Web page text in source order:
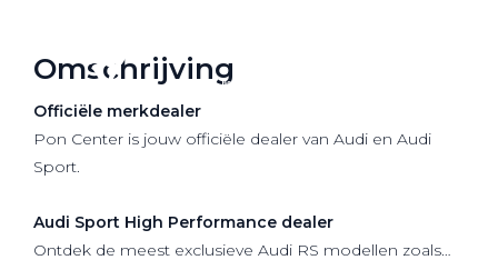
Omschrijving
Officiële merkdealer
Pon Center is jouw officiële dealer van Audi en Audi
Sport.
Audi Sport High Performance dealer
Ontdek de meest exclusieve Audi RS modellen zoals